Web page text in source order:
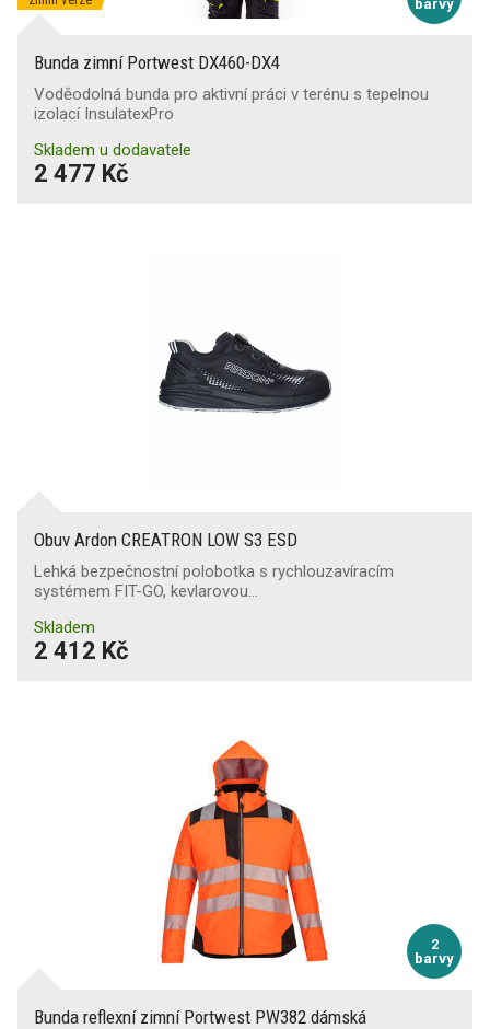
barvy
Bunda zimní Portwest DX460-DX4
Voděodolná bunda pro aktivní práci v terénu s tepelnou
izolací InsulatexPro
Skladem u dodavatele
2 477 Kč
Obuv Ardon CREATRON LOW S3 ESD
Lehká bezpečnostní polobotka s rychlouzavíracím
systémem FIT-GO, kevlarovou…
Skladem
2 412 Kč
2
barvy
Bunda reflexní zimní Portwest PW382 dámská